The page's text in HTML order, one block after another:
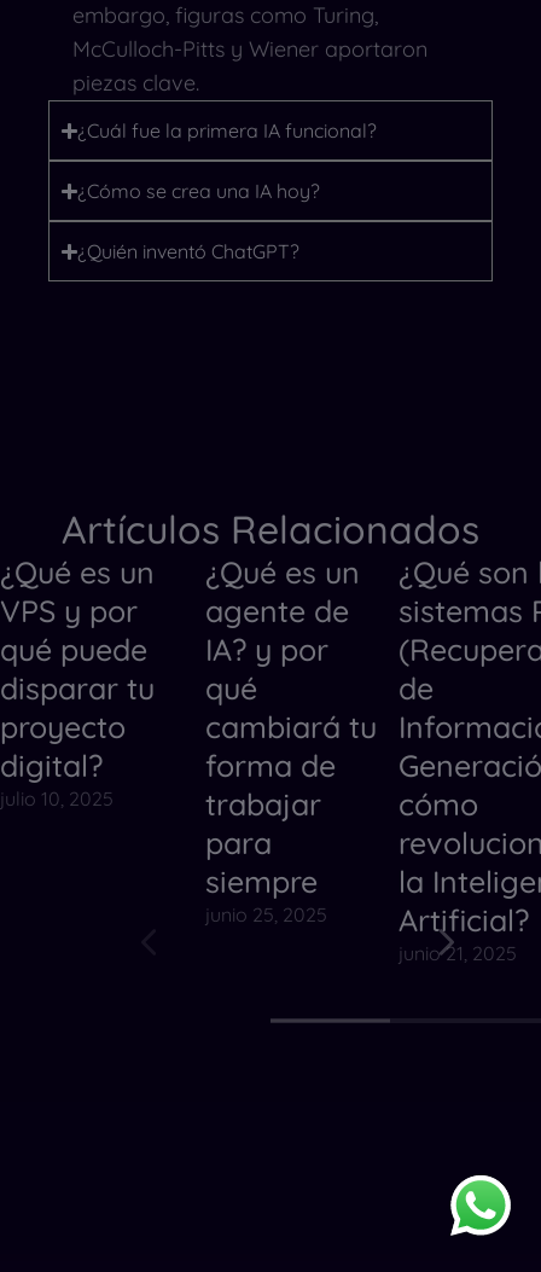
embargo, figuras como Turing,
McCulloch-Pitts y Wiener aportaron
piezas clave.
¿Cuál fue la primera IA funcional?
¿Cómo se crea una IA hoy?
¿Quién inventó ChatGPT?
Artículos Relacionados
Otros
¿Qué es un
VPS y por
qué puede
disparar tu
proyecto
digital?
julio 10, 2025
Otros
¿Qué es un
agente de
IA? y por
qué
cambiará tu
forma de
trabajar
para
siempre
junio 25, 2025
Otros
¿Qué son
sistemas
de
cómo
la
Artificial?
junio 21, 2025